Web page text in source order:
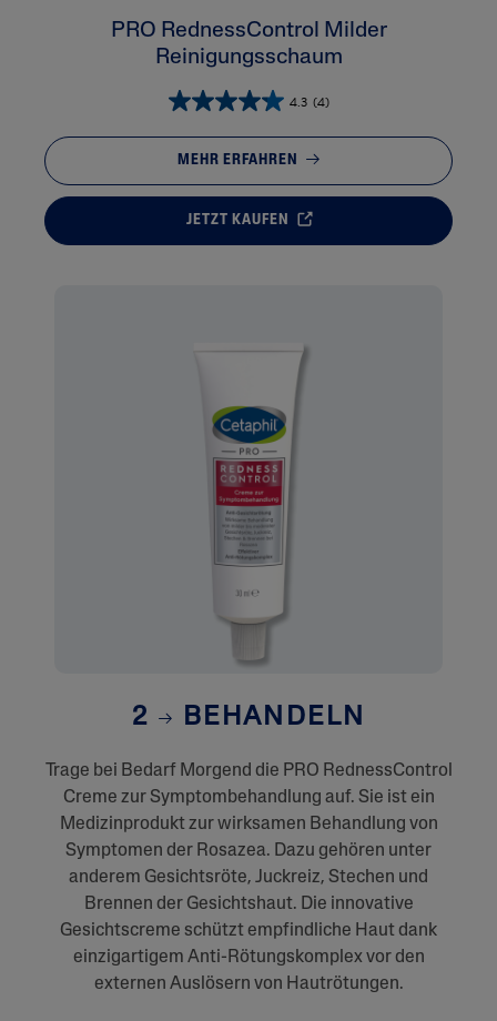
PRO RednessControl Milder
Reinigungsschaum
4.3 (4)
MEHR ERFAHREN
JETZT KAUFEN
2 BEHANDELN
Trage bei Bedarf Morgend die PRO RednessControl
Creme zur Symptombehandlung auf. Sie ist ein
Medizinprodukt zur wirksamen Behandlung von
Symptomen der Rosazea. Dazu gehören unter
anderem Gesichtsröte, Juckreiz, Stechen und
Brennen der Gesichtshaut. Die innovative
Gesichtscreme schützt empfindliche Haut dank
einzigartigem Anti-Rötungskomplex vor den
externen Auslösern von Hautrötungen.